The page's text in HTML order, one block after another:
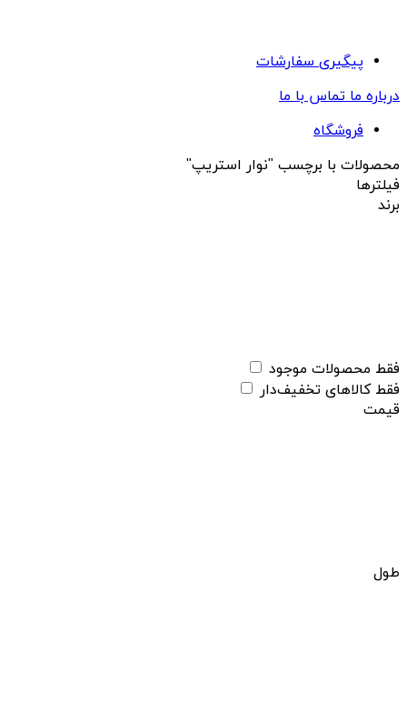
پیگیری سفارشات
درباره ماتماس با ما
فروشگاه
محصولات با برچسب "نوار استریپ"
فیلترها
برند
فقط محصولات موجود
فقط کالاهای تخفیف‌دار
قیمت
طول